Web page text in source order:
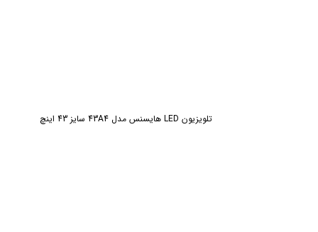
تلویزیون LED هایسنس مدل 43A4 سایز 43 اینچ